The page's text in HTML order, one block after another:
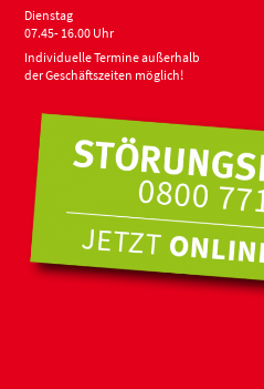
Dienstag
07.45- 16.00 Uhr
Individuelle Termine außerhalb
der Geschäftszeiten möglich!